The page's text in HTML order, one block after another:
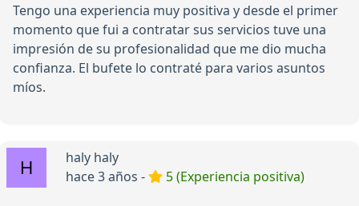
Tengo una experiencia muy positiva y desde el primer
momento que fui a contratar sus servicios tuve una
impresión de su profesionalidad que me dio mucha
confianza. El bufete lo contraté para varios asuntos
míos.
haly haly
hace 3 años -
5 (Experiencia positiva)